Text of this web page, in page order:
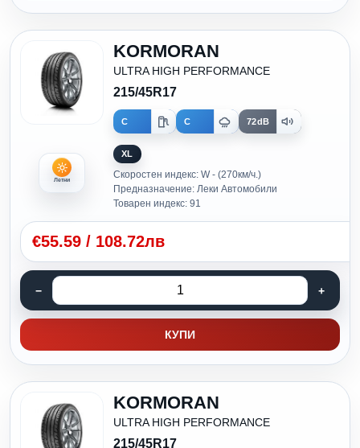
Летни
KORMORAN
ULTRA HIGH PERFORMANCE
215/45R17
C C 72dB
XL
Скоростен индекс: W - (270км/ч.)
Предназначение: Леки Автомобили
Товарен индекс: 91
€55.59 / 108.72лв
КУПИ
KORMORAN
ULTRA HIGH PERFORMANCE
215/45R17